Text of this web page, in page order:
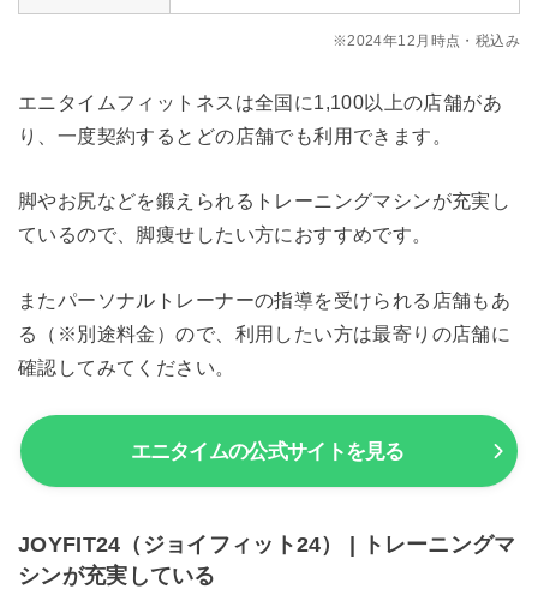
※2024年12月時点・税込み
エニタイムフィットネスは全国に1,100以上の店舗があ
り、一度契約するとどの店舗でも利用できます。
脚やお尻などを鍛えられるトレーニングマシンが充実し
ているので、脚痩せしたい方におすすめです。
またパーソナルトレーナーの指導を受けられる店舗もあ
る（※別途料金）ので、利用したい方は最寄りの店舗に
確認してみてください。
エニタイムの公式サイトを見る
JOYFIT24（ジョイフィット24） | トレーニングマ
シンが充実している